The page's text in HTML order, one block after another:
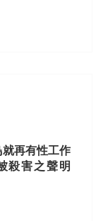
再有性工作
殺害之聲明